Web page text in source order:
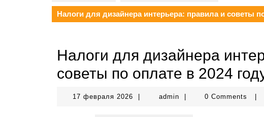
Налоги для дизайнера интерьера: правила и советы
Налоги для дизайнера
советы по оплате в 2024
17 февраля 2026 17
adminadmin 0 Comments